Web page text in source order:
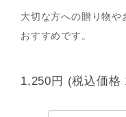
大切な方への贈り物や
おすすめです。
1,250円 (税込価格